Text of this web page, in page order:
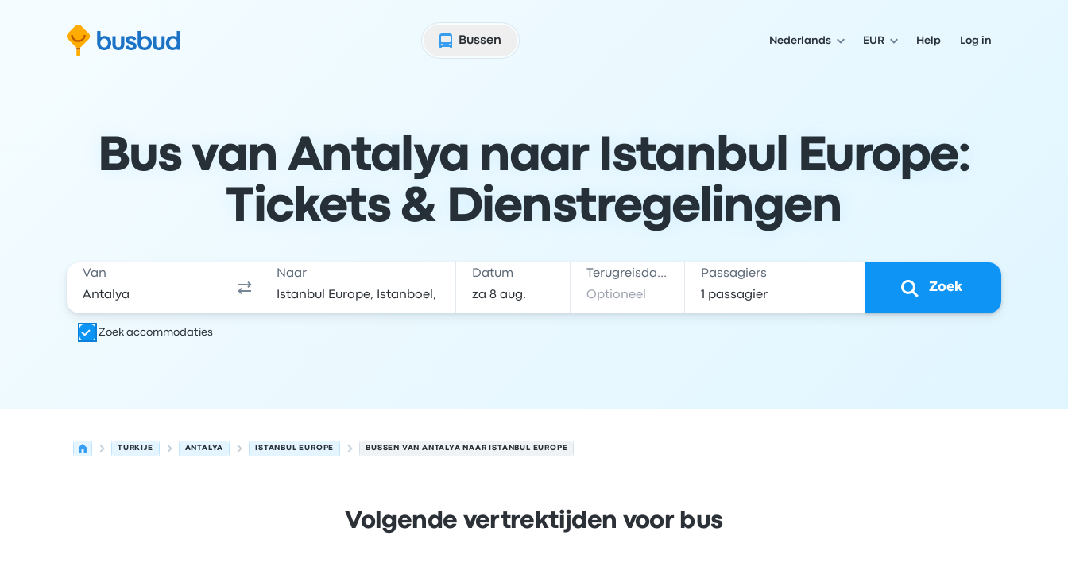
Bussen
Nederlands EUR Help Log in
Bus van Antalya naar Istanbul Europe:
Tickets & Dienstregelingen
Van Naar Datum Terugreisdatum Passagiers
Zoek
Zoek accommodaties
TURKIJE ANTALYA ISTANBUL EUROPE BUSSEN VAN ANTALYA NAAR ISTANBUL EUROPE
Volgende vertrektijden voor bus